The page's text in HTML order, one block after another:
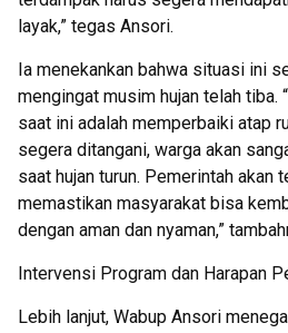
layak,” tegas Ansori.
Ia menekankan bahwa situasi ini
mengingat musim hujan telah tiba.
saat ini adalah memperbaiki atap
segera ditangani, warga akan
saat hujan turun. Pemerintah akan
memastikan masyarakat bisa
dengan aman dan nyaman,”
Intervensi Program dan Harapan
Lebih lanjut, Wabup Ansori